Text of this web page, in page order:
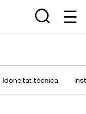
Idoneïtat tècnica